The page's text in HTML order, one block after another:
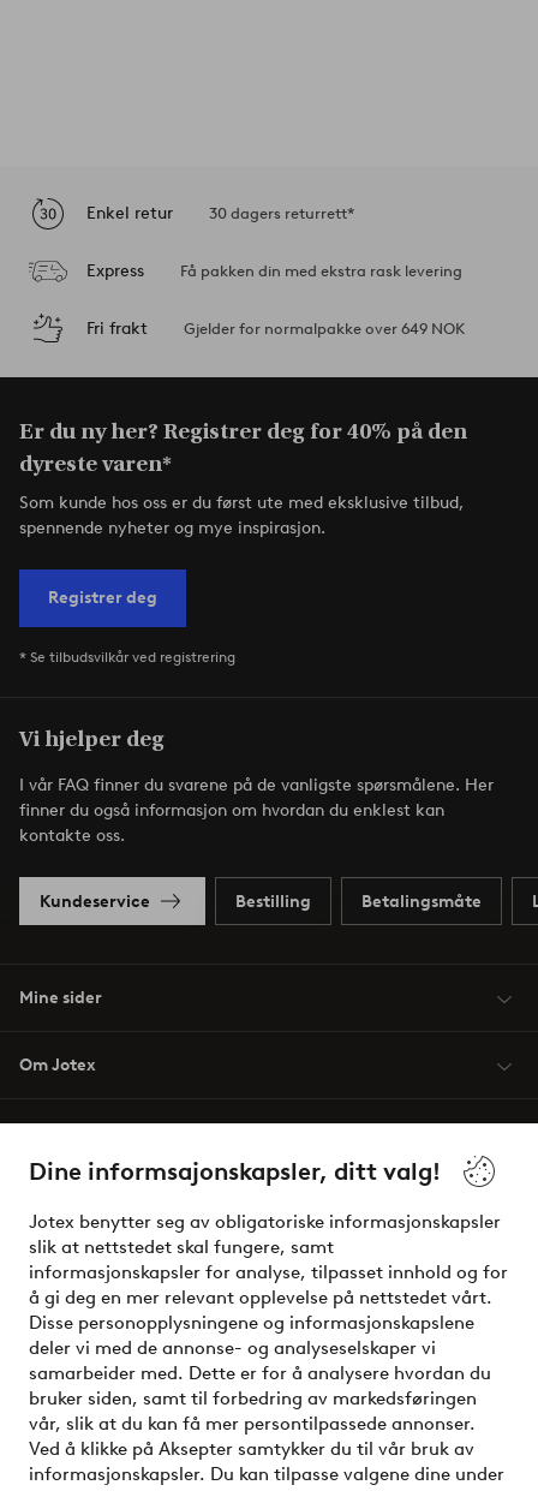
Dine informsajonskapsler, ditt valg!
Jotex benytter seg av obligatoriske informasjonskapsler
slik at nettstedet skal fungere, samt
informasjonskapsler for analyse, tilpasset innhold og for
å gi deg en mer relevant opplevelse på nettstedet vårt.
Disse personopplysningene og informasjonskapslene
deler vi med de annonse- og analyseselskaper vi
samarbeider med. Dette er for å analysere hvordan du
bruker siden, samt til forbedring av markedsføringen
vår, slik at du kan få mer persontilpassede annonser.
Ved å klikke på Aksepter samtykker du til vår bruk av
informasjonskapsler. Du kan tilpasse valgene dine under
Enkel retur 30 dagers returrett*
Express Få pakken din med ekstra rask levering
Fri frakt Gjelder for normalpakke over 649 NOK
Er du ny her? Registrer deg for 40% på den
dyreste varen*
Som kunde hos oss er du først ute med eksklusive tilbud,
spennende nyheter og mye inspirasjon.
Registrer deg
* Se tilbudsvilkår ved registrering
Vi hjelper deg
I vår FAQ finner du svarene på de vanligste spørsmålene. Her
finner du også informasjon om hvordan du enklest kan
kontakte oss.
Kundeservice Bestilling Betalingsmåte
Mine sider
Om Jotex
Venner
Sikre betalinger - Betal direkte eller del opp
Vil du vite mer om våre betalingsalternativer?
elpy